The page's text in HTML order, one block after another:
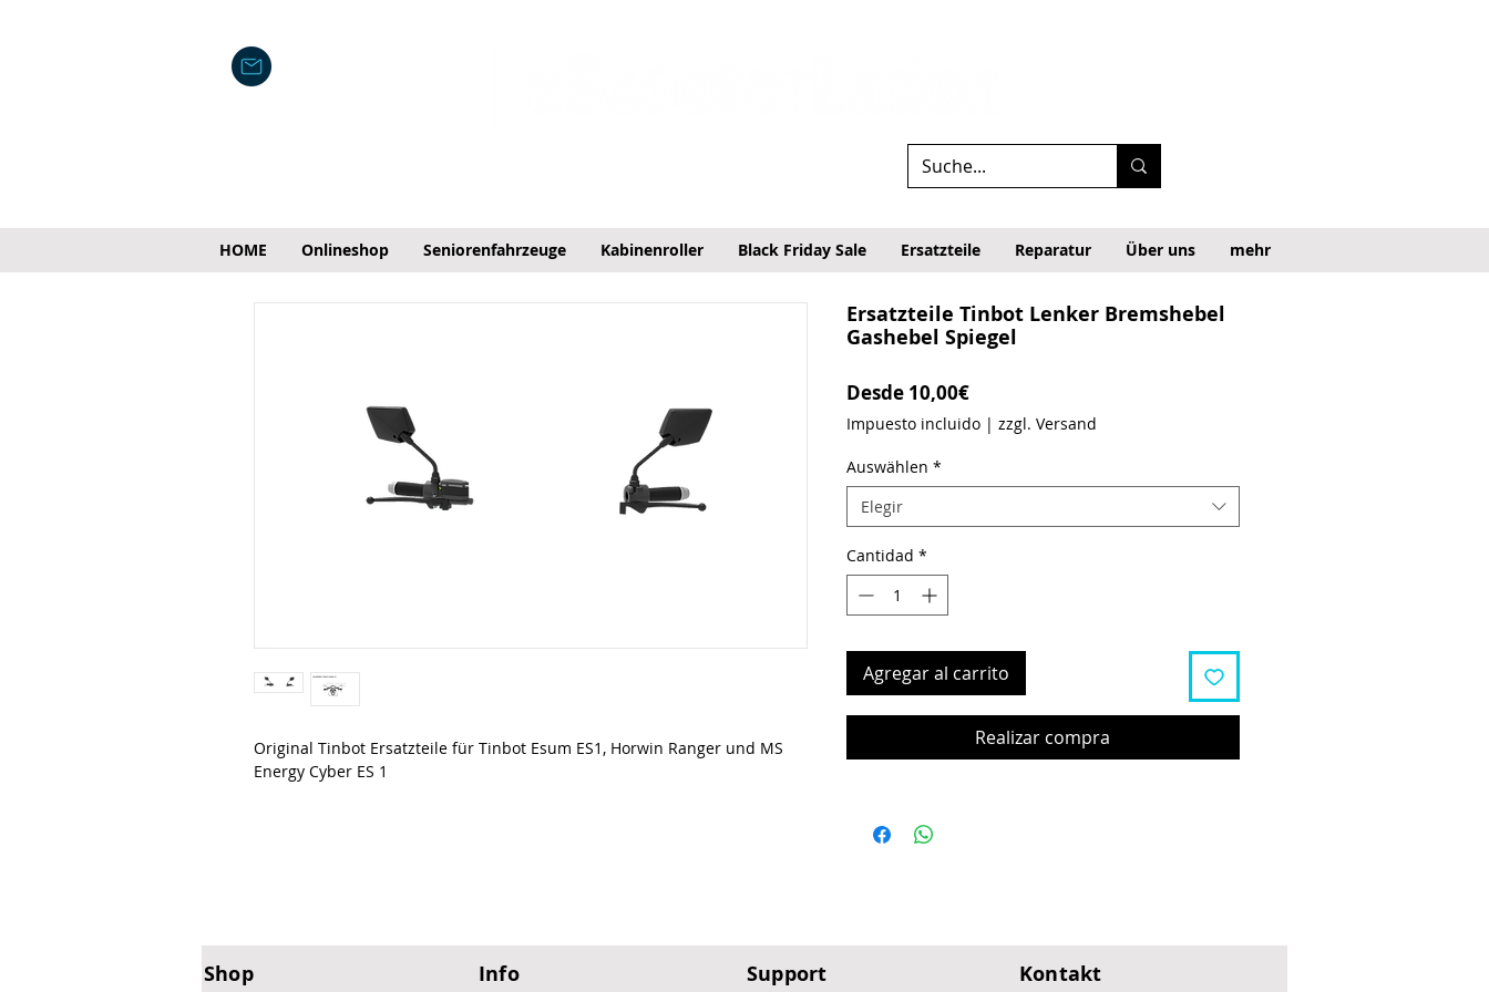
HOME Onlineshop Seniorenfahrzeuge Kabinenroller Black Friday Sale Ersatzteile Reparatur Über uns mehr
Original Tinbot Ersatzteile für Tinbot Esum ES1, Horwin Ranger und MS
Energy Cyber ES 1
Ersatzteile Tinbot Lenker Bremshebel
Gashebel Spiegel
Desde 10,00€Precio de oferta
Impuesto incluido| zzgl. Versand
Auswählen *
Elegir
Cantidad *
Agregar al carrito
Realizar compra
Shop Info Support Kontakt